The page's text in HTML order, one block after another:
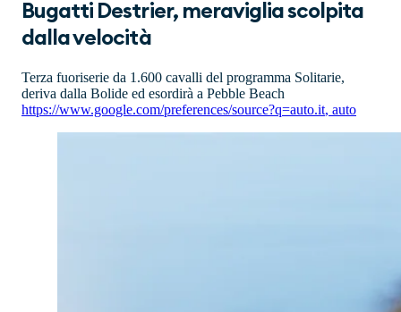
Bugatti Destrier, meraviglia scolpita
dalla velocità
Terza fuoriserie da 1.600 cavalli del programma Solitarie,
deriva dalla Bolide ed esordirà a Pebble Beach
https://www.google.com/preferences/source?q=auto.it, auto